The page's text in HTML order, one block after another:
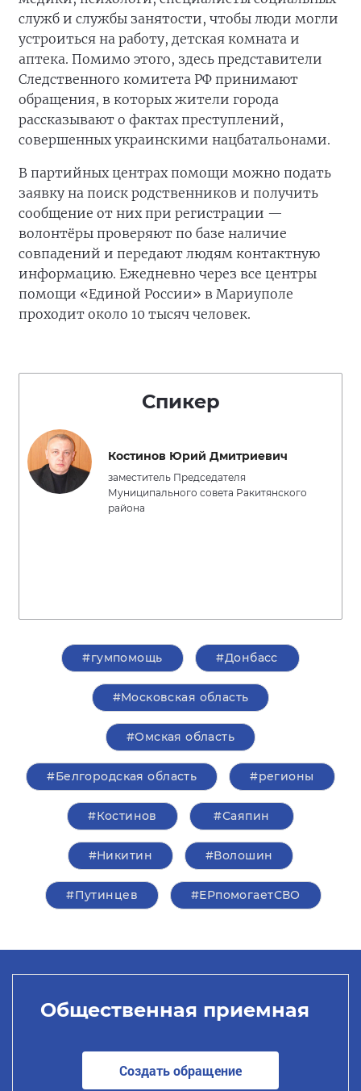
служб и службы занятости, чтобы люди могли
устроиться на работу, детская комната и
аптека. Помимо этого, здесь представители
Следственного комитета РФ принимают
обращения, в которых жители города
рассказывают о фактах преступлений,
совершенных украинскими нацбатальонами.
В партийных центрах помощи можно подать
заявку на поиск родственников и получить
сообщение от них при регистрации —
волонтёры проверяют по базе наличие
совпадений и передают людям контактную
информацию. Ежедневно через все центры
помощи «Единой России» в Мариуполе
проходит около 10 тысяч человек.
Спикер
Костинов Юрий Дмитриевич
заместитель Председателя
Муниципального совета Ракитянского
района
#гумпомощь #Донбасс
#Московская область
#Омская область
#Белгородская область #регионы
#Костинов #Саяпин
#Никитин #Волошин
#Путинцев #ЕРпомогаетСВО
Общественная приемная
Создать обращение